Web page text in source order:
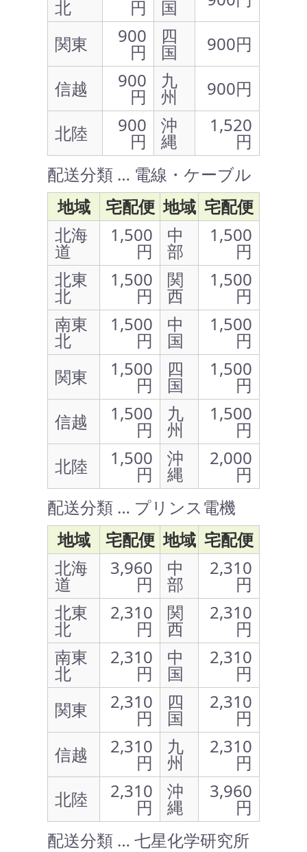
北 円 国
関東
900
円
四
国
900円
信越
900
円
九
州
900円
北陸
900
円
沖
縄
1,520
円
配送分類 … 電線・ケーブル
地域
宅配便 地域 宅配便
北海
道
1,500
円
中
部
1,500
円
北東
北
1,500
円
関
西
1,500
円
南東
北
1,500
円
中
国
1,500
円
関東
1,500
円
四
国
1,500
円
信越
1,500
円
九
州
1,500
円
北陸
1,500
円
沖
縄
2,000
円
配送分類 … プリンス電機
地域
宅配便 地域 宅配便
北海
道
3,960
円
中
部
2,310
円
北東
北
2,310
円
関
西
2,310
円
南東
北
2,310
円
中
国
2,310
円
関東
2,310
円
四
国
2,310
円
信越
2,310
円
九
州
2,310
円
北陸
2,310
円
沖
縄
3,960
円
配送分類 … 七星化学研究所